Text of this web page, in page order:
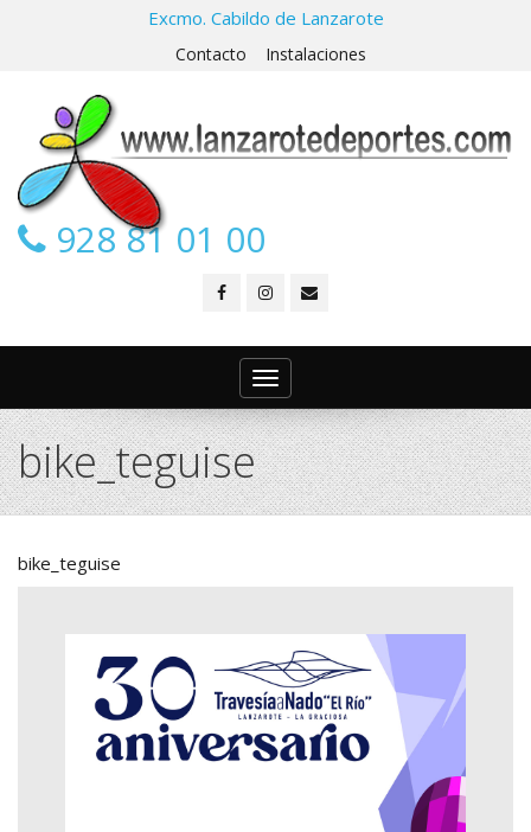
Excmo. Cabildo de Lanzarote
Contacto Instalaciones
928 81 01 00
Toggle
navigation
bike_teguise
bike_teguise